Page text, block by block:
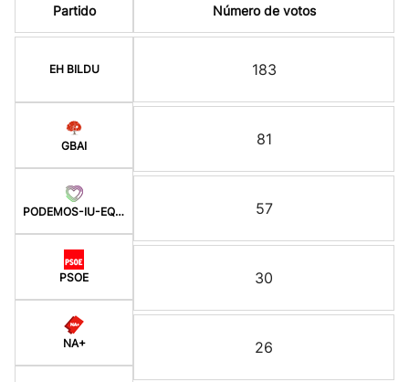
Partido
EH BILDU
GBAI
PODEMOS-IU-EQUO-BATZ
PSOE
NA+
Número de votos
183
81
57
30
26